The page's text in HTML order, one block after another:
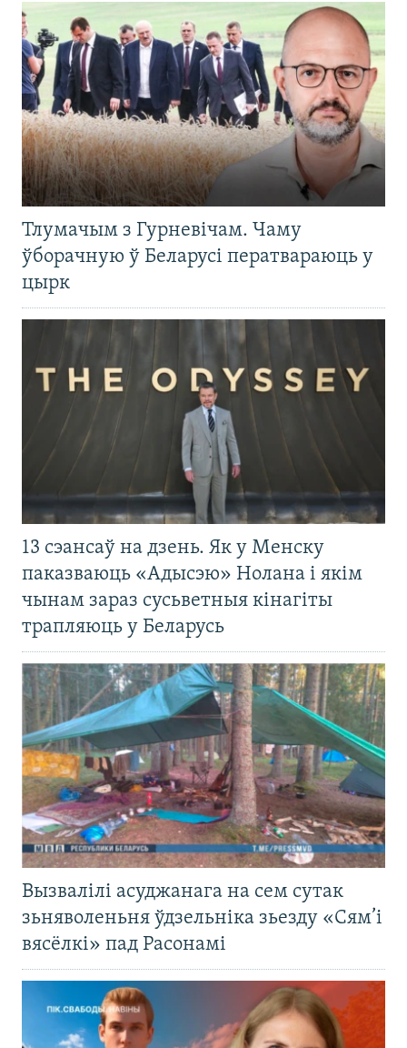
Тлумачым з Гурневічам. Чаму
ўборачную ў Беларусі ператвараюць у
цырк
13 сэансаў на дзень. Як у Менску
паказваюць «Адысэю» Нолана і якім
чынам зараз сусьветныя кінагіты
трапляюць у Беларусь
Вызвалілі асуджанага на сем сутак
зьняволеньня ўдзельніка зьезду «Сям’і
вясёлкі» пад Расонамі